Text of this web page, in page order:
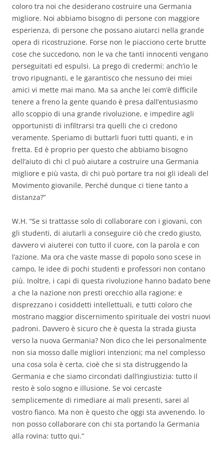
coloro tra noi che desiderano costruire una Germania
migliore. Noi abbiamo bisogno di persone con maggiore
esperienza, di persone che possano aiutarci nella grande
opera di ricostruzione. Forse non le piacciono certe brutte
cose che succedono, non le va che tanti innocenti vengano
perseguitati ed espulsi. La prego di credermi: anch’io le
trovo ripugnanti, e le garantisco che nessuno dei miei
amici vi mette mai mano. Ma sa anche lei com’è difficile
tenere a freno la gente quando è presa dall’entusiasmo
allo scoppio di una grande rivoluzione, e impedire agli
opportunisti di infiltrarsi tra quelli che ci credono
veramente. Speriamo di buttarli fuori tutti quanti, e in
fretta. Ed è proprio per questo che abbiamo bisogno
dell’aiuto di chi cl può aiutare a costruire una Germania
migliore e più vasta, di chi può portare tra noi gli ideali del
Movimento giovanile. Perché dunque ci tiene tanto a
distanza?”
W.H. “Se si trattasse solo di collaborare con i giovani, con
gli studenti, di aiutarli a conseguire ciò che credo giusto,
davvero vi aiuterei con tutto il cuore, con la parola e con
l’azione. Ma ora che vaste masse di popolo sono scese in
campo, le idee di pochi studenti e professori non contano
più. Inoltre, i capi di questa rivoluzione hanno badato bene
a che la nazione non presti orecchio alla ragione: e
disprezzano i cosiddetti intellettuali, e tutti coloro che
mostrano maggior discernimento spirituale dei vostri nuovi
padroni. Davvero è sicuro che è questa la strada giusta
verso la nuova Germania? Non dico che lei personalmente
non sia mosso dalle migliori intenzioni; ma nel complesso
una cosa sola è certa, cioè che si sta distruggendo la
Germania e che siamo circondati dall’ingiustizia: tutto il
resto è solo sogno e illusione. Se voi cercaste
semplicemente di rimediare ai mali presenti, sarei al
vostro fianco. Ma non è questo che oggi sta avvenendo. lo
non posso collaborare con chi sta portando la Germania
alla rovina: tutto qui.”